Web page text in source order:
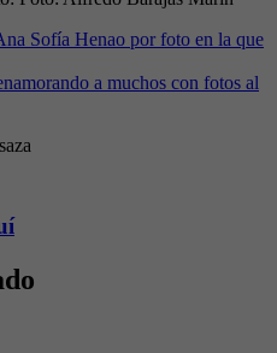
Sofía Henao por foto en la que
a muchos con fotos al